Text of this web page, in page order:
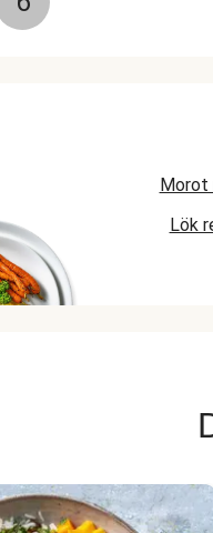
Morot
Lök